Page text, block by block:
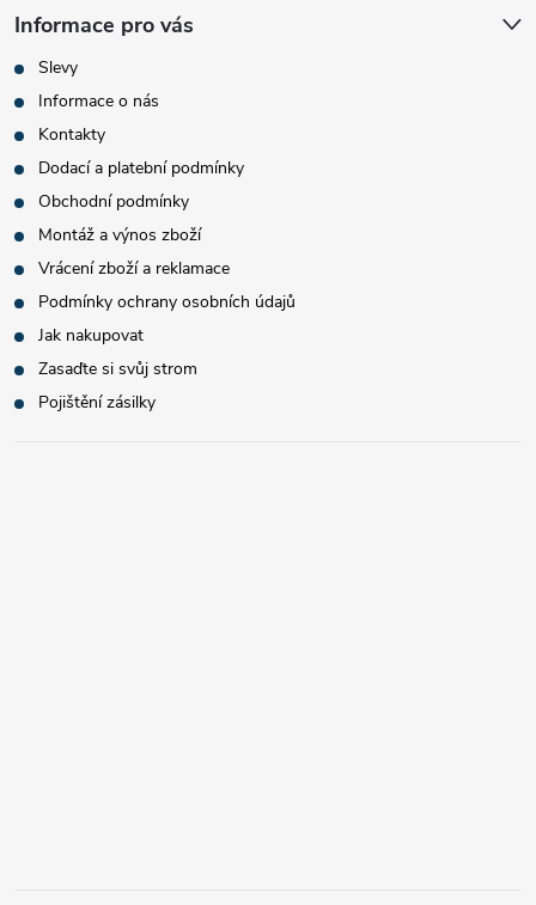
Informace pro vás
Slevy
Informace o nás
Kontakty
Dodací a platební podmínky
Obchodní podmínky
Montáž a výnos zboží
Vrácení zboží a reklamace
Podmínky ochrany osobních údajů
Jak nakupovat
Zasaďte si svůj strom
Pojištění zásilky